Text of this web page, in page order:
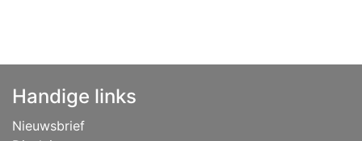
Handige links
Nieuwsbrief